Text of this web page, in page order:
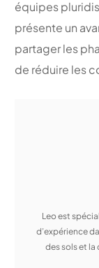
équipes
présente un
partager les
de réduire les
Leo est
d’expérience
des sols et